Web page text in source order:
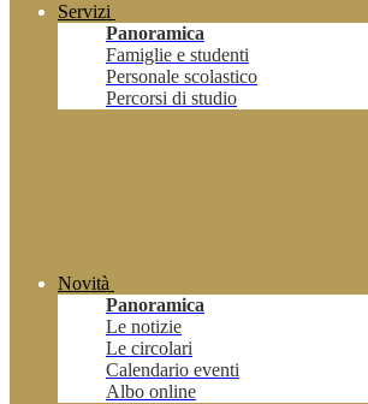
Servizi
Panoramica
Famiglie e studenti
Personale scolastico
Percorsi di studio
Novità
Panoramica
Le notizie
Le circolari
Calendario eventi
Albo online